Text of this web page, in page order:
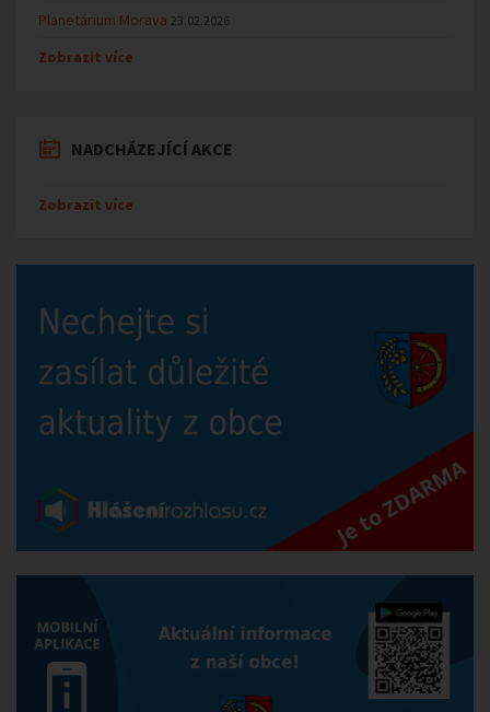
Planetárium Morava 23.02.2026
Zobrazit více
NADCHÁZEJÍCÍ AKCE
Zobrazit více